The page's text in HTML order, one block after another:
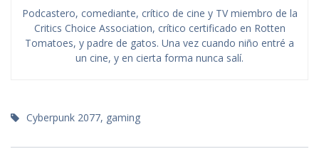
Podcastero, comediante, crítico de cine y TV miembro de la
Critics Choice Association, crítico certificado en Rotten
Tomatoes, y padre de gatos. Una vez cuando niño entré a
un cine, y en cierta forma nunca salí.
Cyberpunk 2077, gaming